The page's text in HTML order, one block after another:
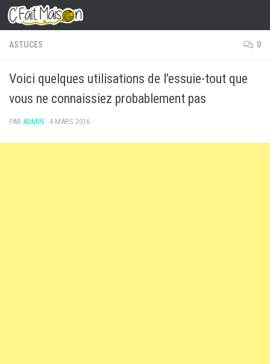
Skip to content
ASTUCES 0
Voici quelques utilisations de l’essuie-tout que
vous ne connaissiez probablement pas
PAR ADMIN · 4 MARS 2016